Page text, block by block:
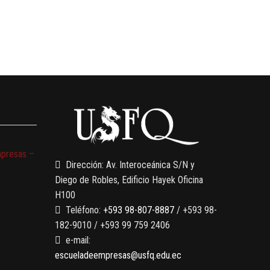
–
Dirección: Av. Interoceánica S/N y
Diego de Robles, Edificio Hayek Oficina
H100
Teléfono: +593 98-807-8887 / +593 98-
182-9010 / +593 99 759 2406
e-mail:
escueladeempresas@usfq.edu.ec